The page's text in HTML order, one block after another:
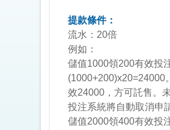
提款條件：
流水：20倍
例如：
儲值1000領200有效投
(1000+200)x20=24000
效24000，方可託售。
投注系統將自動取消申
儲值2000領400有效投